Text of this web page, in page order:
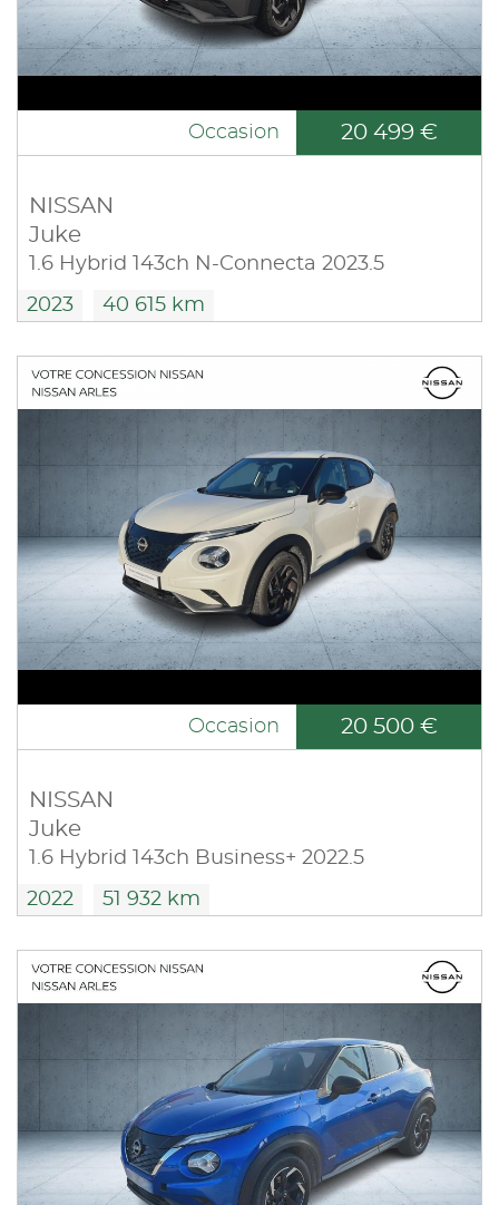
Occasion 20 499 €
NISSAN
Juke
1.6 Hybrid 143ch N-Connecta 2023.5
2023 40 615 km
Occasion 20 500 €
NISSAN
Juke
1.6 Hybrid 143ch Business+ 2022.5
2022 51 932 km